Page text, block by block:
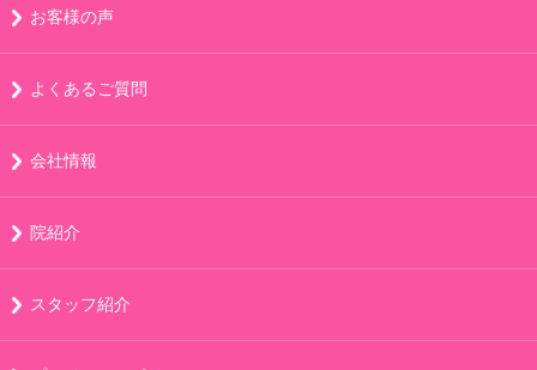
お客様の声
よくあるご質問
会社情報
院紹介
スタッフ紹介